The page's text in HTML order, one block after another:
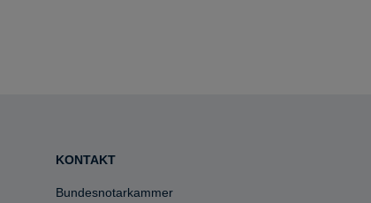
KONTAKT
Bundesnotarkammer